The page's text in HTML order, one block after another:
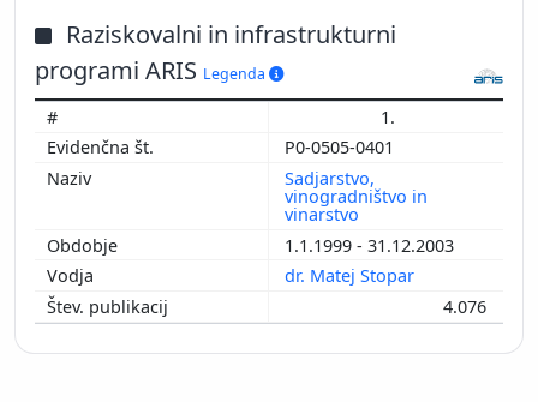
Raziskovalni in infrastrukturni
programi ARIS Legenda
1.
P0-0505-0401
Sadjarstvo,
vinogradništvo in
vinarstvo
1.1.1999 - 31.12.2003
dr. Matej Stopar
4.076